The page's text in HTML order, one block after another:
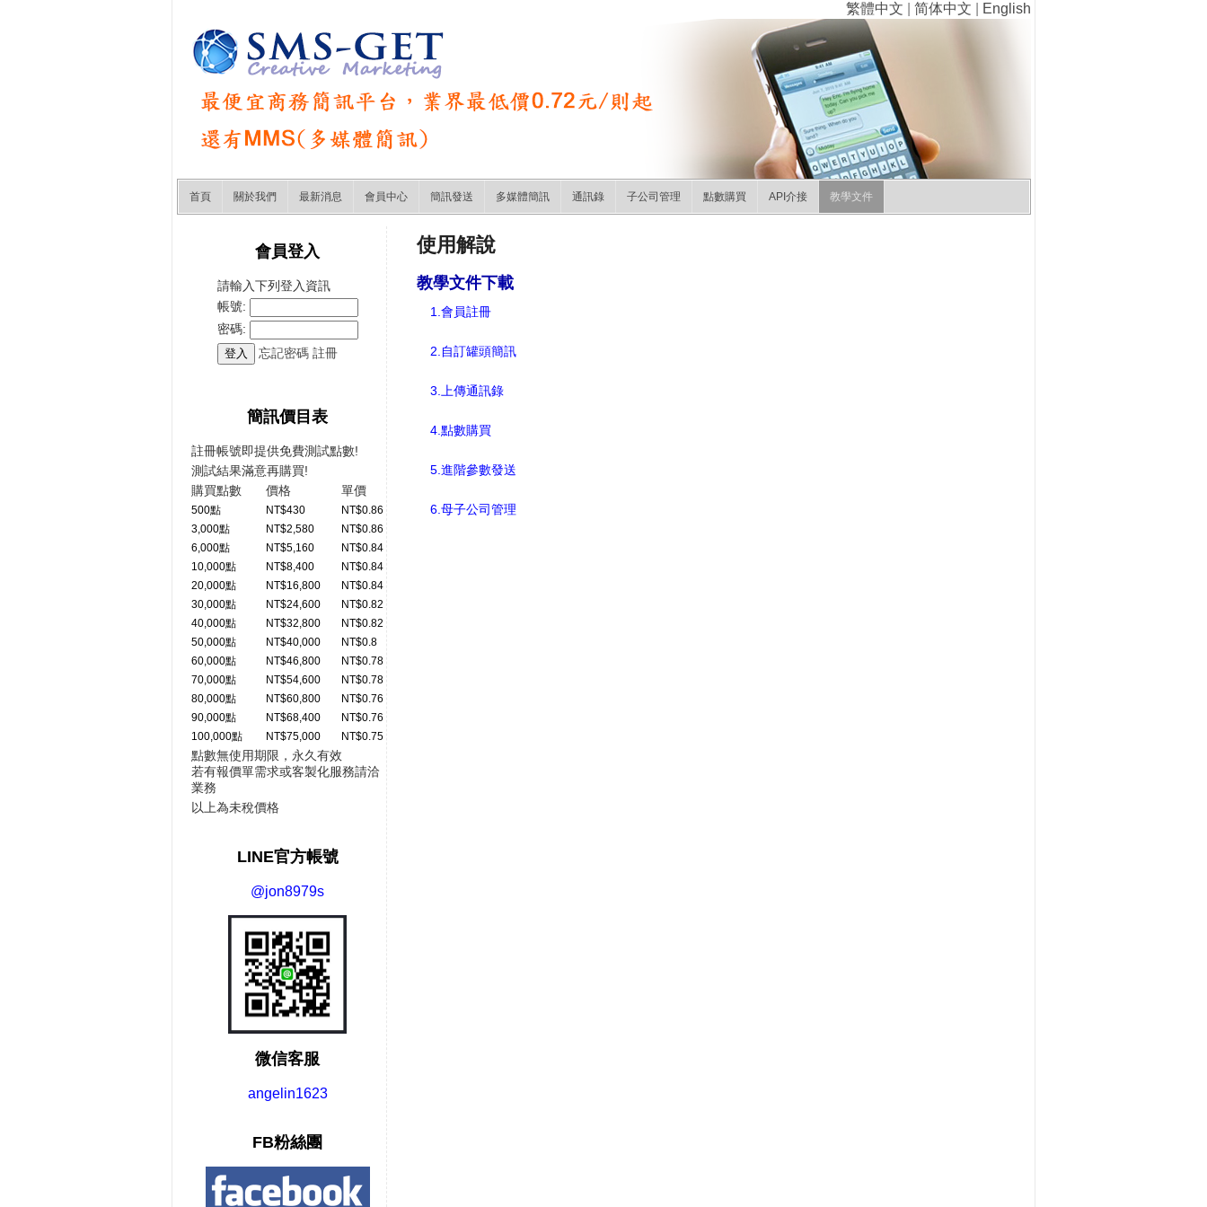
繁體中文 简体中文 English
首頁 關於我們 最新消息 會員中心 簡訊發送 多媒體簡訊 通訊錄 子公司管理 點數購買 API介接 教學文件
會員登入
請輸入下列登入資訊
帳號:
密碼:
忘記密碼 註冊
簡訊價目表
註冊帳號即提供免費測試點數!
測試結果滿意再購買!
購買點數
價格 單價
500點 NT$430
NT$0.86
3,000點
NT$2,580
NT$0.86
6,000點
NT$5,160
NT$0.84
10,000點
NT$8,400
NT$0.84
20,000點
NT$16,800
NT$0.84
30,000點
NT$24,600
NT$0.82
40,000點
NT$32,800
NT$0.82
50,000點
NT$40,000
NT$0.8
60,000點
NT$46,800
NT$0.78
70,000點
NT$54,600
NT$0.78
80,000點
NT$60,800
NT$0.76
90,000點
NT$68,400
NT$0.76
100,000點
NT$75,000 NT$0.75
點數無使用期限，永久有效
若有報價單需求或客製化服務請洽
業務
以上為未稅價格
LINE官方帳號
@jon8979s
微信客服
angelin1623
FB粉絲團
使用解說
教學文件下載
1.會員註冊
2.自訂罐頭簡訊
3.上傳通訊錄
4.點數購買
5.進階參數發送
6.母子公司管理